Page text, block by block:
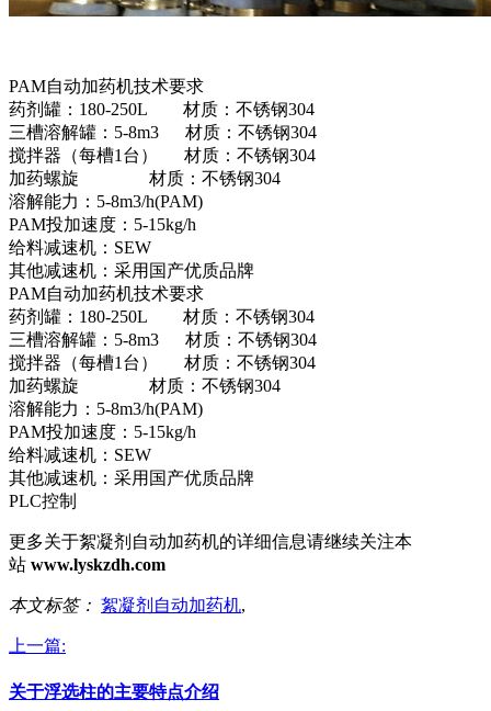
PAM自动加药机技术要求
药剂罐：180-250L 材质：不锈钢304
三槽溶解罐：5-8m3 材质：不锈钢304
搅拌器（每槽1台） 材质：不锈钢304
加药螺旋 材质：不锈钢304
溶解能力：5-8m3/h(PAM)
PAM投加速度：5-15kg/h
给料减速机：SEW
其他减速机：采用国产优质品牌
PAM自动加药机技术要求
药剂罐：180-250L 材质：不锈钢304
三槽溶解罐：5-8m3 材质：不锈钢304
搅拌器（每槽1台） 材质：不锈钢304
加药螺旋 材质：不锈钢304
溶解能力：5-8m3/h(PAM)
PAM投加速度：5-15kg/h
给料减速机：SEW
其他减速机：采用国产优质品牌
PLC控制
更多关于絮凝剂自动加药机的详细信息请继续关注本
站 www.lyskzdh.com
本文标签： 絮凝剂自动加药机,
上一篇:
关于浮选柱的主要特点介绍